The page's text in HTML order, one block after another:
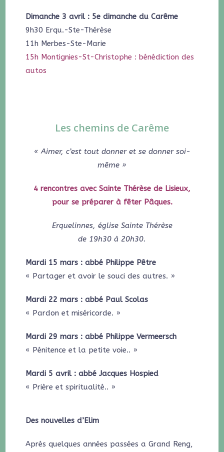
Dimanche 3 avril : 5e dimanche du Carême
9h30 Erqu.-Ste-Thérèse
11h Merbes-Ste-Marie
15h Montignies-St-Christophe : bénédiction des
autos
Les chemins de Carême
« Aimer, c’est tout donner et se donner soi-
même »
4 rencontres avec Sainte Thérèse de Lisieux,
pour se préparer à fêter Pâques.
Erquelinnes, église Sainte Thérèse
de 19h30 à 20h30.
Mardi 15 mars : abbé Philippe Pêtre
« Partager et avoir le souci des autres. »
Mardi 22 mars : abbé Paul Scolas
« Pardon et miséricorde. »
Mardi 29 mars : abbé Philippe Vermeersch
« Pénitence et la petite voie.. »
Mardi 5 avril : abbé Jacques Hospied
« Prière et spiritualité.. »
Des nouvelles d’Elim
Aprés quelques années passées a Grand Reng,